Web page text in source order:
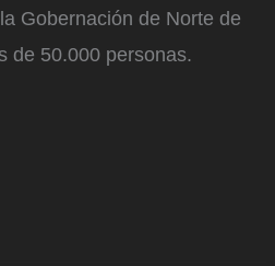
Gobernación de Norte de
de 50.000 personas.